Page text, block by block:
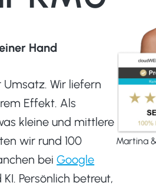
Hand
Wir liefern
Effekt. Als
kleine und mittlere
wir rund 100
beiGoogle
Persönlich betreut,
Martina